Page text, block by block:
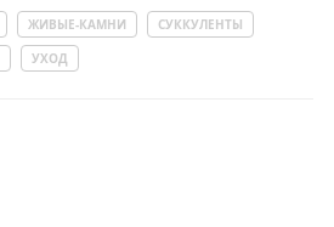
ЖИВЫЕ-КАМНИ
СУККУЛЕНТЫ
УХОД